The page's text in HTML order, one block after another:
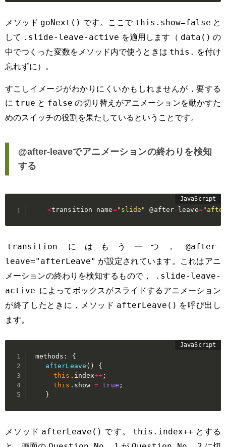
メソッド goNext() です。ここで this.show=false と
して .slide-leave-active を適用します（ data() の
中でつくった変数をメソッド内で使うときは this. を付け
忘れずに）。
すこしイメージがわかりにくいかもしれませんが，要する
に true と false の切り替えがアニメーションを動かすた
めのスイッチの役割を果たしているということです。
@after-leaveでアニメーションの終わりを検知
する
<transition name="slide" @after- leave=
transition にはもう一つ，
@after-
leave="afterLeave" が設定されています。これはアニ
メーションの終わりを検知するもので，
.slide-leave-
active によってボックスがスライドするアニメーション
が終了したときに，メソッド afterLeave() を呼び出し
ます。
methods :
{
afterLeave ( )
{
this . index++ ;
this . show = true ;
}
メソッド afterLeave() です。 this.index++ とする